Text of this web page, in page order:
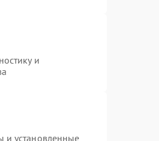
и
и установленные